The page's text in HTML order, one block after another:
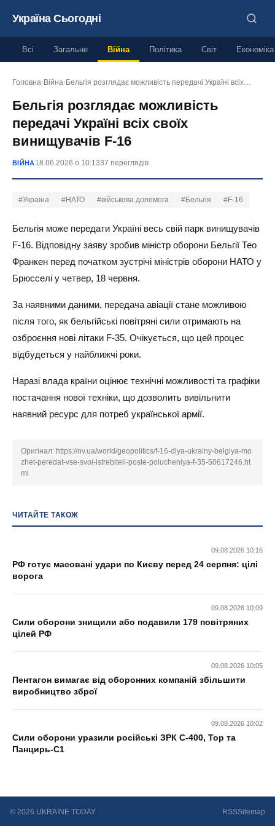
Україна Сьогодні
Всі Загальне Війна Політика Світ Економіка
Головна› Війна› Бельгія розглядає можливість передачі Україні всіх…
Бельгія розглядає можливість
передачі Україні всіх своїх
винищувачів F-16
ВІЙНА18.06.2026 о 10:1337 переглядів
#Україна #НАТО #військова допомога #Бельгія #F-16
Бельгія може передати Україні весь свій парк винищувачів
F-16. Відповідну заяву зробив міністр оборони Бельгії Тео
Франкен перед початком зустрічі міністрів оборони НАТО у
Брюсселі у четвер, 18 червня.
За наявними даними, передача авіації стане можливою
після того, як бельгійські повітряні сили отримають на
озброєння нові літаки F-35. Очікується, що цей процес
відбудеться у найближчі роки.
Наразі влада країни оцінює технічні можливості та графіки
постачання нової техніки, що дозволить вивільнити
наявний ресурс для потреб української армії.
Оригінал: https://nv.ua/world/geopolitics/f-16-dlya-ukrainy-belgiya-mo
zhet-peredat-vse-svoi-istrebiteli-posle-polucheniya-f-35-50617246.ht
ml
ЧИТАЙТЕ ТАКОЖ
09.08.2026 10:16
РФ готує масовані удари по Києву перед 24 серпня: цілі
ворога
09.08.2026 10:09
Сили оборони знищили або подавили 179 повітряних
цілей РФ
09.08.2026 10:05
Пентагон вимагає від оборонних компаній збільшити
виробництво зброї
09.08.2026 10:02
Сили оборони уразили російські ЗРК С-400, Тор та
Панцирь-С1
© 2026 UKRAINE TODAY RSSSitemap